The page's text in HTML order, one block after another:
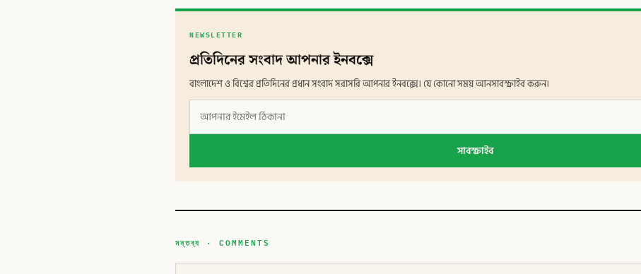
NEWSLETTER
প্রতিদিনের সংবাদ আপনার ইনবক্সে
বাংলাদেশ ও বিশ্বের প্রতিদিনের প্রধান সংবাদ সরাসরি আপনার ইনবক্সে। যে কোনো সময় আনসাবস্ক্রাইব করুন।
সাবস্ক্রাইব
মন্তব্য · COMMENTS